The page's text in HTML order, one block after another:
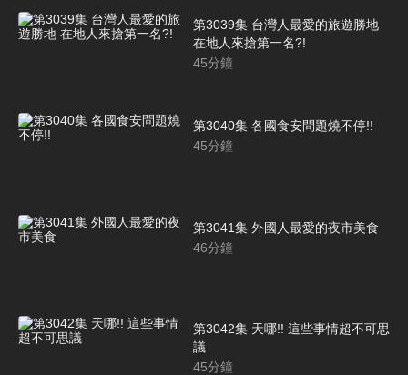
第3039集 台灣人最愛的旅遊勝地
在地人來搶第一名?!
45分鐘
第3040集 各國食安問題燒不停!!
45分鐘
第3041集 外國人最愛的夜市美食
46分鐘
第3042集 天哪!! 這些事情超不可思
議
45分鐘